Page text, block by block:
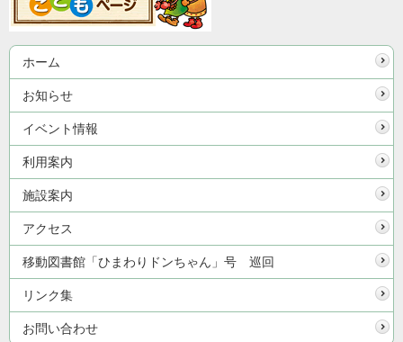
ホーム
お知らせ
イベント情報
利用案内
施設案内
アクセス
移動図書館「ひまわりドンちゃん」号 巡回
リンク集
お問い合わせ